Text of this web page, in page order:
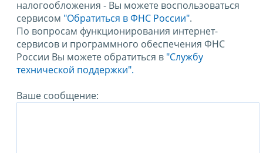
налогообложения - Вы можете воспользоваться
сервисом "Обратиться в ФНС России".
По вопросам функционирования интернет-
сервисов и программного обеспечения ФНС
России Вы можете обратиться в "Службу
технической поддержки".
Ваше сообщение: